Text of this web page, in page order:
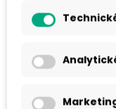
Kratz- und
Wärme- und